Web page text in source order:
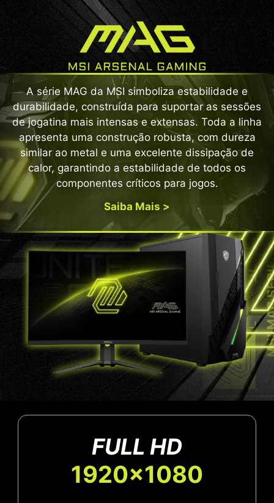
A série MAG da MSI simboliza estabilidade e
durabilidade, construída para suportar as sessões
de jogatina mais intensas e extensas. Toda a linha
apresenta uma construção robusta, com dureza
similar ao metal e uma excelente dissipação de
calor, garantindo a estabilidade de todos os
componentes críticos para jogos.
Saiba Mais >
FULL HD
1920x1080